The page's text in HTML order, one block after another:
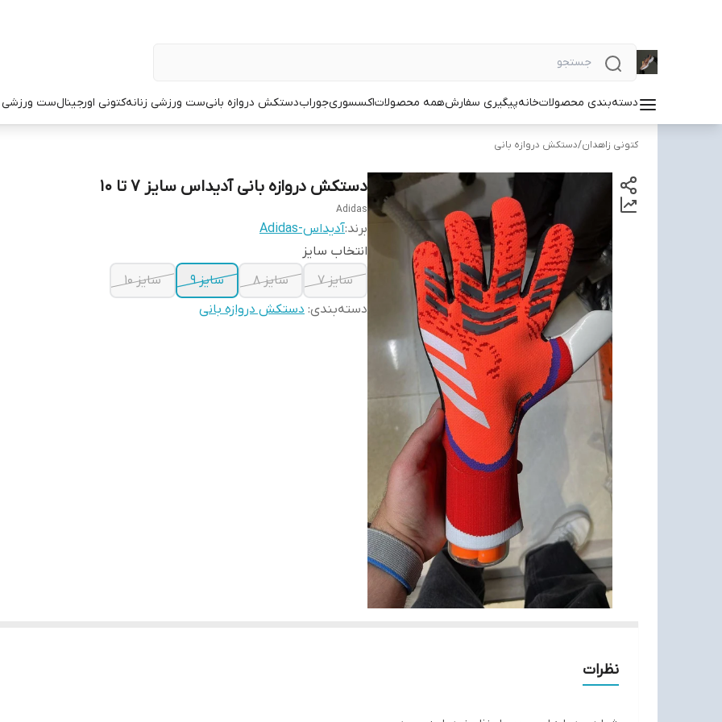
دسته‌بندی محصولاتخانهپیگیری سفارشهمه محصولاتاکسسوریجورابدستکش دروازه بانیست ورزشی زنانهکتونی اورجینالست ورزشی
کتونی زاهدان/دستکش دروازه بانی
دستکش دروازه بانی آدیداس سایز ۷ تا ۱۰
Adidas
برند:آدیداس-Adidas
انتخاب سایز
سایز ۷
سایز ۸ سایز ۹
سایز ۱۰
دسته‌بندی: دستکش دروازه بانی
نظرات